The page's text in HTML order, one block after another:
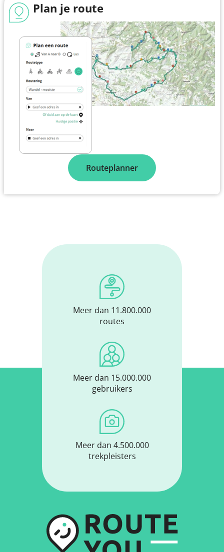
Plan je route
Routeplanner
Meer dan 11.800.000
routes
Meer dan 15.000.000
gebruikers
Meer dan 4.500.000
trekpleisters